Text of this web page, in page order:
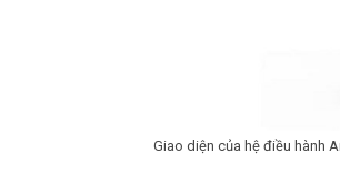
Giao diện của hệ điều hành